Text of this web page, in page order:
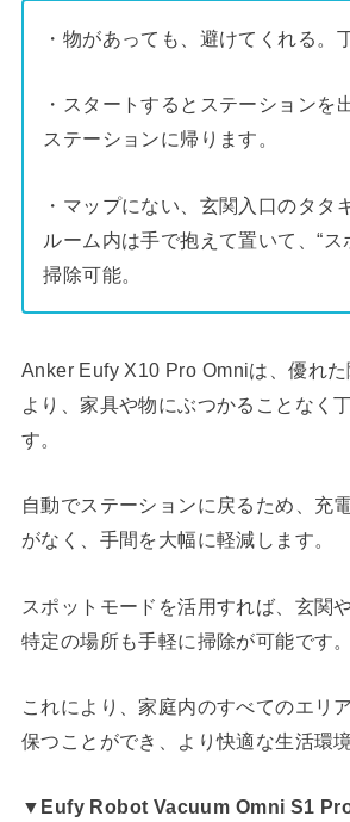
・物があっても、避けてくれる。
・スタートするとステーションを
ステーションに帰ります。
・マップにない、玄関入口のタタ
ルーム内は手で抱えて置いて、“ス
掃除可能。
Anker Eufy X10 Pro Omniは、優れ
より、家具や物にぶつかることなく
す。
自動でステーションに戻るため、充
がなく、手間を大幅に軽減します。
スポットモードを活用すれば、玄関
特定の場所も手軽に掃除が可能です。
これにより、家庭内のすべてのエリ
保つことができ、より快適な生活環
▼Eufy Robot Vacuum Omni S1 Pro